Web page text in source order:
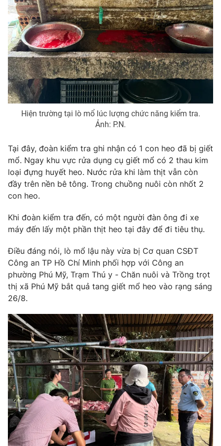
Photo Infographic
Video Shorts video
VTV Money VTV Thể thao
VTV Sức khoẻ Bất động sản
VTV4 Vươn mình bằng AI
VTV9 VTV8
Liên hệ tòa soạn English
THỜI BÁO VTV
Theo dõi báo trên
Cơ quan chủ quản:Đài Truyền hình Việt Nam
Cơ quan báo chí:Thời báo VTV
Giấy phép hoạt động báo in và báo điện tử số 483/GP-BTTTT
cấp ngày 29/12/2023
Tổng Biên tập:Vũ Thanh Thủy
Phó Tổng Biên tập:Nguyễn Thị Mỹ Hạnh, Phạm Quốc Thắng,
Nguyễn Trọng Ninh
Tổng đài VTV:024.38 355 931 - 024.38 355 932
Hiện trường tại lò mổ lúc lượng chức năng kiểm tra.
Ảnh: P.N.
Tại đây, đoàn kiểm tra ghi nhận có 1 con heo đã bị giết
mổ. Ngay khu vực rửa dụng cụ giết mổ có 2 thau kim
loại đựng huyết heo. Nước rửa khi làm thịt vẫn còn
đầy trên nền bê tông. Trong chuồng nuôi còn nhốt 2
con heo.
Khi đoàn kiểm tra đến, có một người đàn ông đi xe
máy đến lấy một phần thịt heo tại đây để đi tiêu thụ.
Điều đáng nói, lò mổ lậu này vừa bị Cơ quan CSĐT
Công an TP Hồ Chí Minh phối hợp với Công an
phường Phú Mỹ, Trạm Thú y - Chăn nuôi và Trồng trọt
thị xã Phú Mỹ bắt quả tang giết mổ heo vào rạng sáng
26/8.